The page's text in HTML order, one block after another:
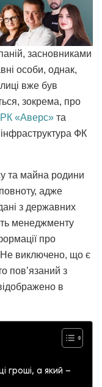
засновниками
особи, однак,
вже був
зокрема, про
«Аверс» та
ФК
та майна родини
адже
з державних
менеджменту
про
Не виключено, що є
пов’язаний з
в
гроші, а який –